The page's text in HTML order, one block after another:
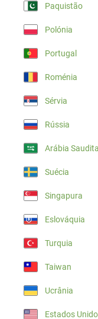
Paquistão
Polónia
Portugal
Roménia
Sérvia
Rússia
Arábia Saudita
Suécia
Singapura
Eslováquia
Turquia
Taiwan
Ucrânia
Estados